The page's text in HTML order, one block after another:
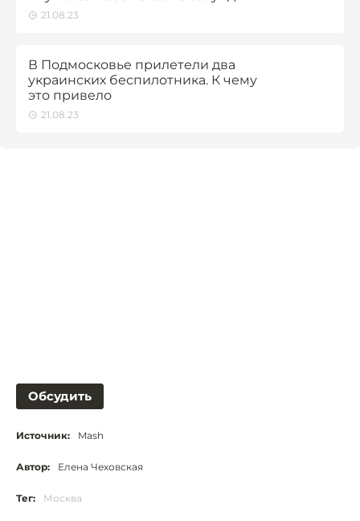
21.08.23
В Подмосковье прилетели два
украинских беспилотника. К чему
это привело
21.08.23
Обсудить
Источник: Mash
Автор: Елена Чеховская
Тег: Москва